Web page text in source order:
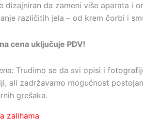
dizajniran da zameni više aparata i
različitih jela – od krem čorbi i
cena uključuje PDV!
Trudimo se da svi opisi i
ali zadržavamo mogućnost
grešaka.
zalihama